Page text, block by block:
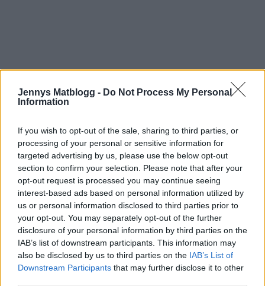
Jennys Matblogg - Do Not Process My Personal
Information
If you wish to opt-out of the sale, sharing to third parties, or
processing of your personal or sensitive information for
targeted advertising by us, please use the below opt-out
section to confirm your selection. Please note that after your
opt-out request is processed you may continue seeing
interest-based ads based on personal information utilized by
us or personal information disclosed to third parties prior to
your opt-out. You may separately opt-out of the further
disclosure of your personal information by third parties on the
IAB’s list of downstream participants. This information may
also be disclosed by us to third parties on the IAB’s List of
Downstream Participants that may further disclose it to other